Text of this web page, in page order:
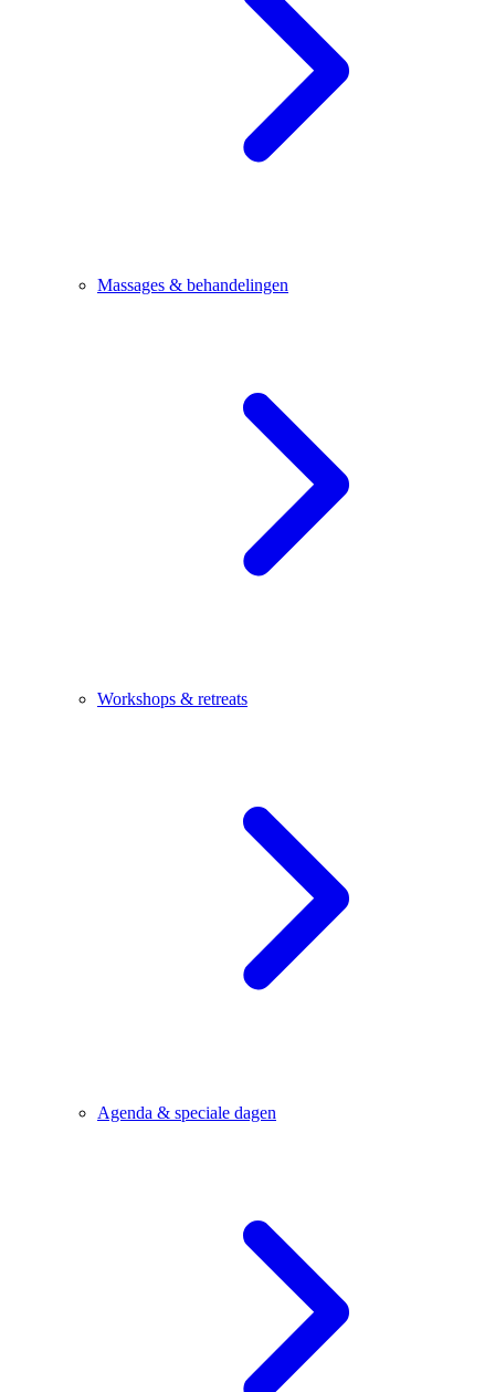
Massages & behandelingen
Workshops & retreats
Agenda & speciale dagen